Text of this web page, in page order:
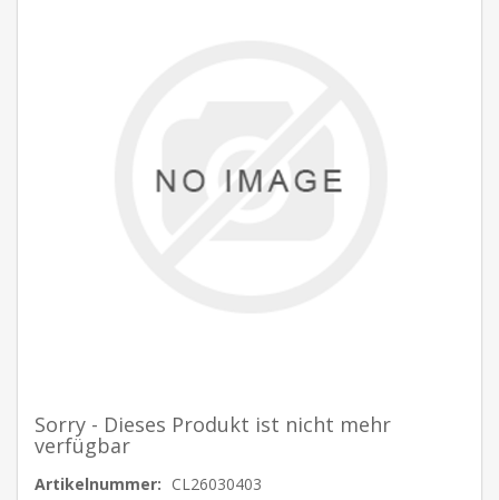
Sorry - Dieses Produkt ist nicht mehr
verfügbar
Artikelnummer: CL26030403